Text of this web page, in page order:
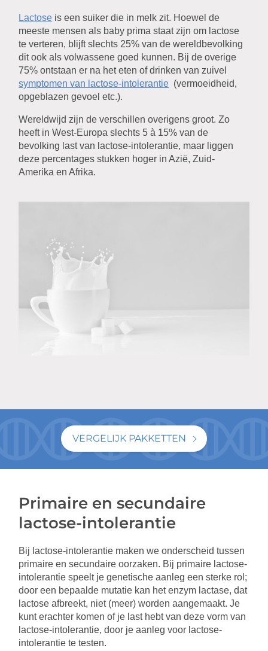
Lactose is een suiker die in melk zit. Hoewel de
meeste mensen als baby prima staat zijn om lactose
te verteren, blijft slechts 25% van de wereldbevolking
dit ook als volwassene goed kunnen. Bij de overige
75% ontstaan er na het eten of drinken van zuivel
symptomen van lactose-intolerantie (vermoeidheid,
opgeblazen gevoel etc.).
Wereldwijd zijn de verschillen overigens groot. Zo
heeft in West-Europa slechts 5 à 15% van de
bevolking last van lactose-intolerantie, maar liggen
deze percentages stukken hoger in Azië, Zuid-
Amerika en Afrika.
VERGELIJK PAKKETTEN
Primaire en secundaire
lactose-intolerantie
Bij lactose-intolerantie maken we onderscheid tussen
primaire en secundaire oorzaken. Bij primaire lactose-
intolerantie speelt je genetische aanleg een sterke rol;
door een bepaalde mutatie kan het enzym lactase, dat
lactose afbreekt, niet (meer) worden aangemaakt. Je
kunt erachter komen of je last hebt van deze vorm van
lactose-intolerantie, door je aanleg voor lactose-
intolerantie te testen.